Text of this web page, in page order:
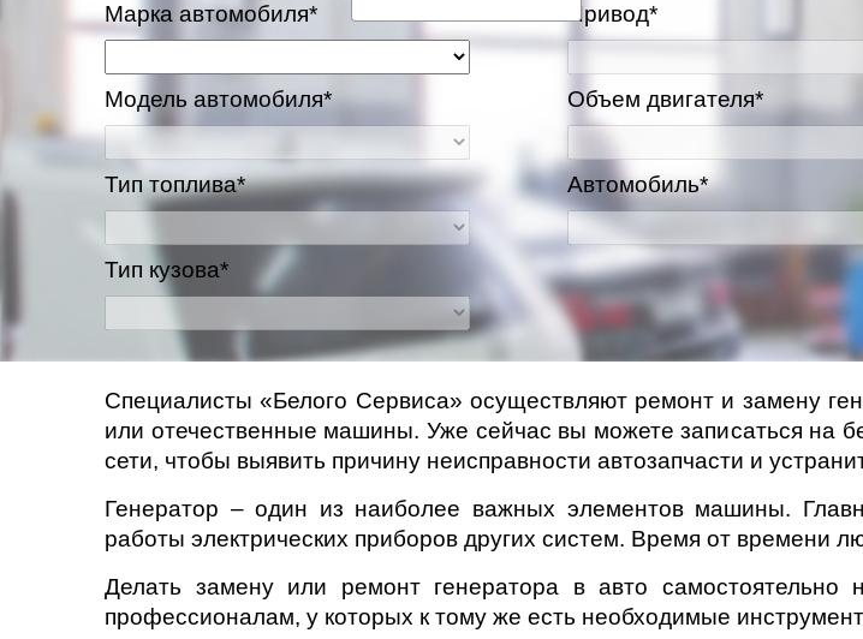
Вологда
Красноярск
Москва и Московская область
Мурманск
Нижневартовск
Марка автомобиля*
Модель автомобиля*
Тип топлива*
Тип кузова*
Привод*
Объем двигателя*
Автомобиль*
Специалисты «Белого Сервиса» осуществляют ремонт и замену
или отечественные машины. Уже сейчас вы можете записаться на
сети, чтобы выявить причину неисправности автозапчасти и
Генератор – один из наиболее важных элементов машины.
работы электрических приборов других систем. Время от времени
Делать замену или ремонт генератора в авто
профессионалам, у которых к тому же есть необходимые